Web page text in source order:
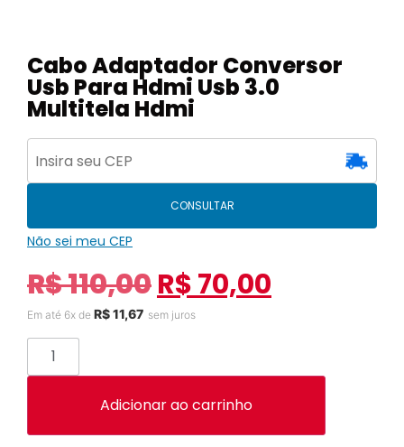
Cabo Adaptador Conversor
Usb Para Hdmi Usb 3.0
Multitela Hdmi
CONSULTAR
Não sei meu CEP
R$110,00R$70,00
Em até 6x de R$11,67 sem juros
Adicionar ao carrinho